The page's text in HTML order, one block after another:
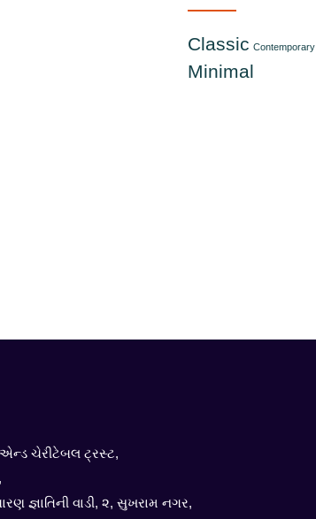
Classic Contemporary
Minimal
ચેરીટેબલ ટ્રસ્ટ,
જ્ઞાતિની વાડી, ૨, સુખરામ નગર,